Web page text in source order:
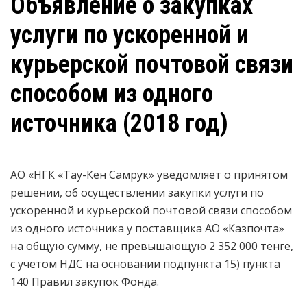
услуги по ускоренной и
курьерской почтовой связи
способом из одного
источника (2018 год)
АО «НГК «Тау-Кен Самрук» уведомляет о принятом
решении, об осуществлении закупки услуги по
ускоренной и курьерской почтовой связи способом
из одного источника у поставщика АО «Казпочта»
на общую сумму, не превышающую 2 352 000 тенге,
с учетом НДС на основании подпункта 15) пункта
140 Правил закупок Фонда.